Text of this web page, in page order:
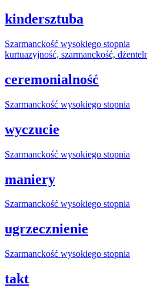
kindersztuba
Szarmanckość wysokiego stopnia
kurtuazyjność, szarmanckość,
ceremonialność
Szarmanckość wysokiego stopnia
wyczucie
Szarmanckość wysokiego stopnia
maniery
Szarmanckość wysokiego stopnia
ugrzecznienie
Szarmanckość wysokiego stopnia
takt